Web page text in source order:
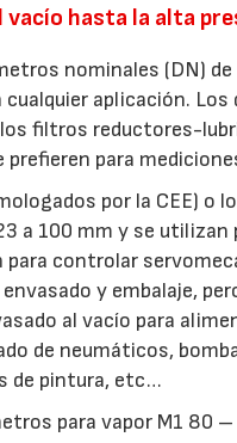
hasta la alta
nominales (DN)
aplicación.
filtros reductores-
para
por la CEE) o
a 100 mm y se
controlar
y embalaje,
al vacío para
de neumáticos,
de pintura, etc…
para vapor M1 80